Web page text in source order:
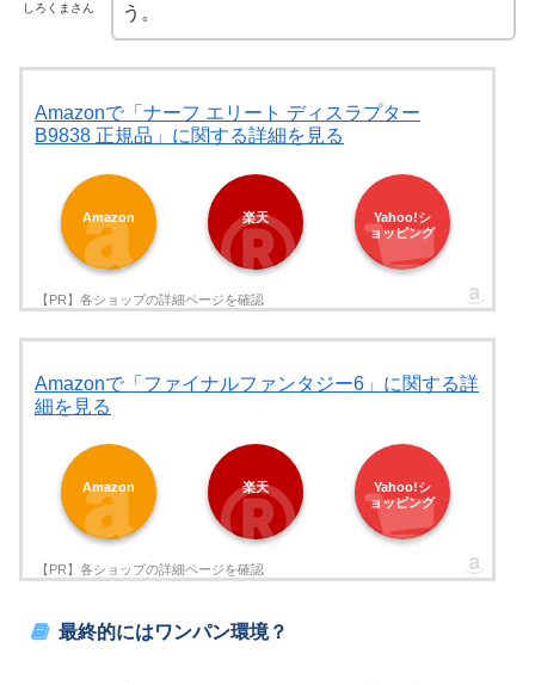
しろくまさん
う。
Amazonで「ナーフ エリート ディスラプター
B9838 正規品」に関する詳細を見る
Amazon 楽天
Yahoo!シ
ョッピング
Amazonで「ファイナルファンタジー6」に関する詳
細を見る
Amazon 楽天
Yahoo!シ
ョッピング
最終的にはワンパン環境？